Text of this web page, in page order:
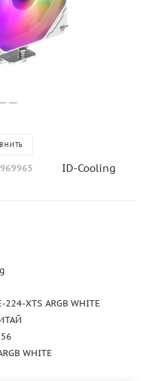
ID-Cooling
224-XTS ARGB WHITE
WHITE